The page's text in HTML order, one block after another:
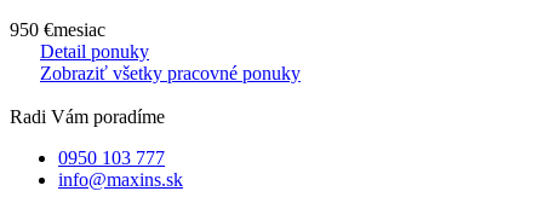
950 €mesiac
Detail ponuky
Zobraziť všetky pracovné ponuky
Radi Vám poradíme
0950 103 777
info@maxins.sk